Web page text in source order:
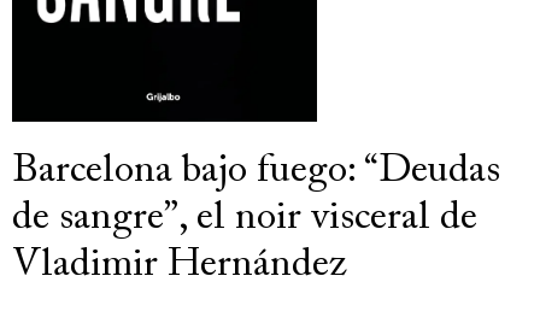
Barcelona bajo fuego: “Deudas
de sangre”, el noir visceral de
Vladimir Hernández